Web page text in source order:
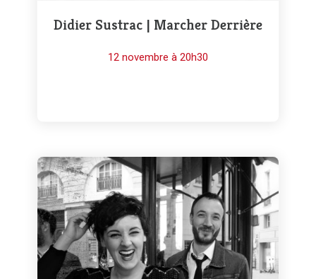
Didier Sustrac | Marcher Derrière
12 novembre à 20h30